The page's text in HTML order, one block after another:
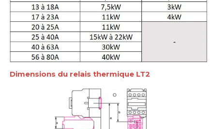
Dimensions du relais thermique LT2